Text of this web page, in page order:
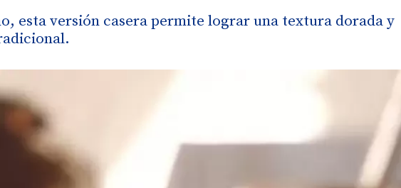
esta versión casera permite lograr una textura dorada y